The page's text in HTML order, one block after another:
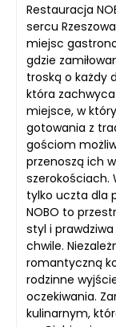
Restauracja
sercu
miejsc
gdzie
troską o każdy
która
miejsce, w
gotowania z
gościom
przenoszą ich
szerokościach.
tylko uczta dla
NOBO to
styl i
chwile.
romantyczną
rodzinne
oczekiwania.
kulinarnym,